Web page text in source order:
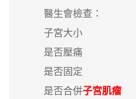
醫生會檢查：
子宮大小
是否壓痛
是否固定
是否合併子宮肌瘤